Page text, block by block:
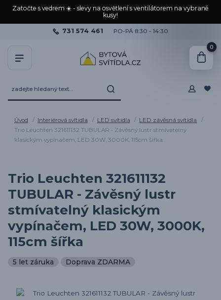
Zatočte s vedrem ☀️ - slevy na osvětlení s ventilátorem na vybrané
kusy!
731 574 461 PO-PÁ 8:30 - 14:30
0
Úvod Interiérová svítidla LED svítidla
LED závěsná svítidla
Trio Leuchten 321611132 TUBULAR - Závěsný lustr stmívatelný
klasickým vypínačem, LED 30W, 3000K, 115cm šířka
Trio Leuchten 321611132
TUBULAR - Závěsný lustr
stmívatelný klasickým
vypínačem, LED 30W, 3000K,
115cm šířka
5 let záruka Doprava ZDARMA